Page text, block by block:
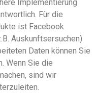
Implementierung
Für die
ist Facebook
Auskunftsersuchen)
Daten können Sie
Wenn Sie die
sind wir